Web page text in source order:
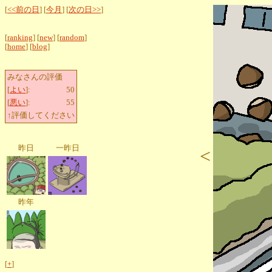
[<<前の日 ] [今月 ] [次の日>>]
[ranking] [new] [random]
[home] [blog]
みなさんの評価
[よい]:
50
[悪い]:
55
↑評価してください
昨日 一昨日
昨年
[+]
<